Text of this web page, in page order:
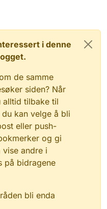
i denne
de samme
siden? Når
alltid tilbake til
kan velge å bli
eller push-
og gi
andre i
på bidragene
bli enda